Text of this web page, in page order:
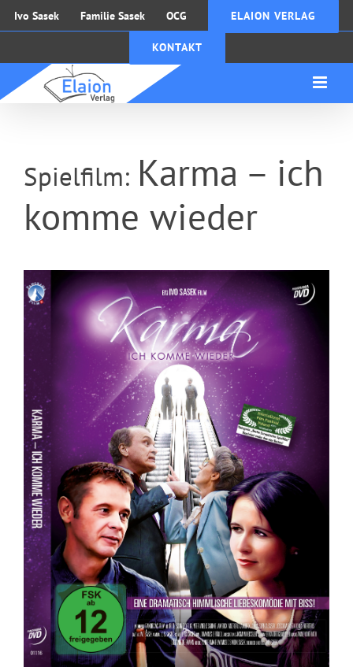
Zum
Inhalt
Ivo Sasek Familie Sasek OCG ELAION VERLAG
KONTAKT
Spielfilm: Karma – ich
komme wieder